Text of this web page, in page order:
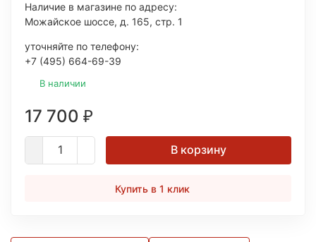
Наличие в магазине по адресу:
Можайское шоссе, д. 165, стр. 1
уточняйте по телефону:
+7 (495) 664-69-39
В наличии
17 700 ₽
В корзину
Купить в 1 клик